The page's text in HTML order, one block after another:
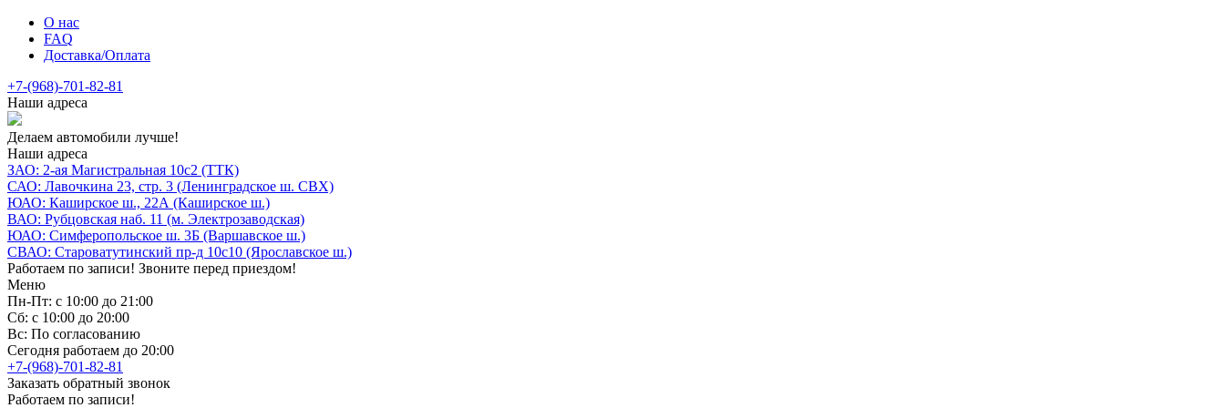
О нас
FAQ
Доставка/Оплата
+7-(968)-701-82-81
Наши адреса
Делаем автомобили лучше!
Наши адреса
ЗАО: 2-ая Магистральная 10с2 (ТТК)
САО: Лавочкина 23, стр. 3 (Ленинградское ш. СВХ)
ЮАО: Каширское ш., 22А (Каширское ш.)
ВАО: Рубцовская наб. 11 (м. Электрозаводская)
ЮАО: Симферопольское ш. 3Б (Варшавское ш.)
СВАО: Староватутинский пр-д 10с10 (Ярославское ш.)
Работаем по записи! Звоните перед приездом!
Меню
Пн-Пт: с 10:00 до 21:00
Сб: с 10:00 до 20:00
Вс: По согласованию
Сегодня работаем до 20:00
+7-(968)-701-82-81
Заказать обратный звонок
Работаем по записи!